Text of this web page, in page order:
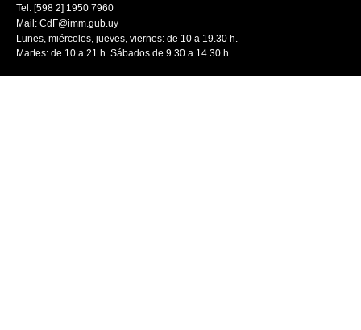
Tel: [598 2] 1950 7960
Mail: CdF@imm.gub.uy
Lunes, miércoles, jueves, viernes: de 10 a 19.30 h.
Martes: de 10 a 21 h. Sábados de 9.30 a 14.30 h.